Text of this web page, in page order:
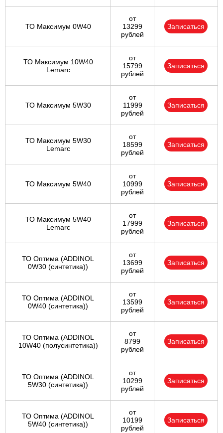
ТО Максимум 0W40
от
13299
рублей
Записаться
ТО Максимум 10W40
Lemarc
от
15799
рублей
Записаться
ТО Максимум 5W30
от
11999
рублей
Записаться
ТО Максимум 5W30
Lemarc
от
18599
рублей
Записаться
ТО Максимум 5W40
от
10999
рублей
Записаться
ТО Максимум 5W40
Lemarc
от
17999
рублей
Записаться
ТО Оптима (ADDINOL
0W30 (синтетика))
от
13699
рублей
Записаться
ТО Оптима (ADDINOL
0W40 (синтетика))
от
13599
рублей
Записаться
ТО Оптима (ADDINOL
10W40 (полусинтетика))
от
8799
рублей
Записаться
ТО Оптима (ADDINOL
5W30 (синтетика))
от
10299
рублей
Записаться
ТО Оптима (ADDINOL
5W40 (синтетика))
от
10199
рублей
Записаться